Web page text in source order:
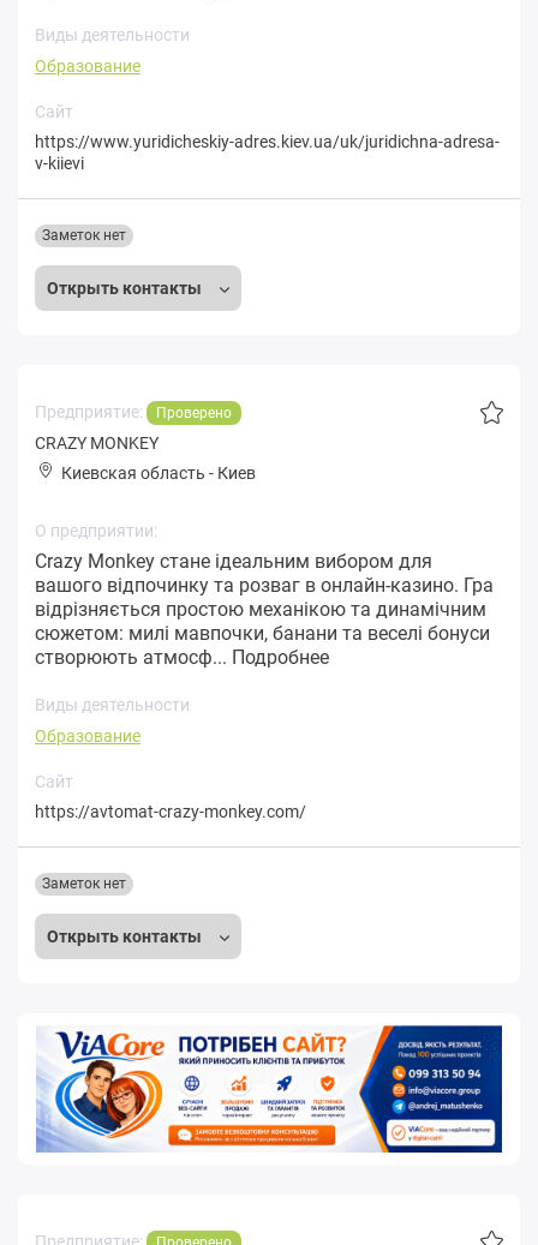
Виды деятельности
Образование
Сайт
https://www.yuridicheskiy-adres.kiev.ua/uk/juridichna-adresa-
v-kiievi
Открыть контакты
Заметок нет
Предприятие: Проверено
CRAZY MONKEY
Киевская область - Киев
О предприятии:
Crazy Monkey стане ідеальним вибором для
вашого відпочинку та розваг в онлайн-казино. Гра
відрізняється простою механікою та динамічним
сюжетом: милі мавпочки, банани та веселі бонуси
створюють атмосф... Подробнее
Виды деятельности
Образование
Сайт
https://avtomat-crazy-monkey.com/
Открыть контакты
Заметок нет